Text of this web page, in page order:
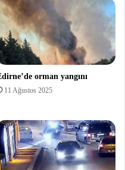
orman yangını
11 Ağustos 2025